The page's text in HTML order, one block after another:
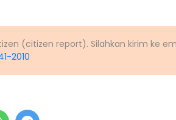
(citizen report). Silahkan kirim ke
2010